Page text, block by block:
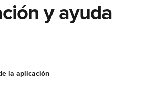
y ayuda
la aplicación